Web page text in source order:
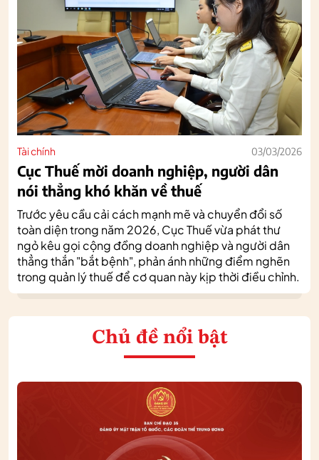
Tài chính 03/03/2026
Cục Thuế mời doanh nghiệp, người dân
nói thẳng khó khăn về thuế
Trước yêu cầu cải cách mạnh mẽ và chuyển đổi số
toàn diện trong năm 2026, Cục Thuế vừa phát thư
ngỏ kêu gọi cộng đồng doanh nghiệp và người dân
thẳng thắn "bắt bệnh", phản ánh những điểm nghẽn
trong quản lý thuế để cơ quan này kịp thời điều chỉnh.
Chủ đề nổi bật